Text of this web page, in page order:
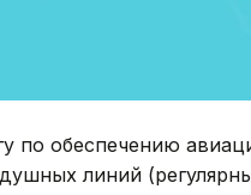
по обеспечению
линий